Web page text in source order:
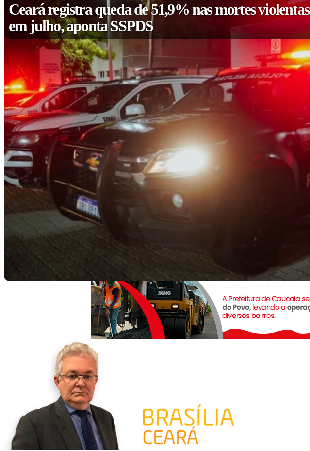
Ceará registra queda de 51,9% nas mortes violentas
em julho, aponta SSPDS